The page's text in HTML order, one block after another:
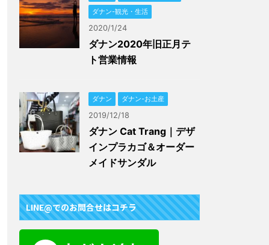
ダナン-観光・生活
2020/1/24
ダナン2020年旧正月テ
ト営業情報
ダナン ダナン-お土産
2019/12/18
ダナン Cat Trang｜デザ
インプラカゴ＆オーダー
メイドサンダル
LINE@でのお問合せはコチラ